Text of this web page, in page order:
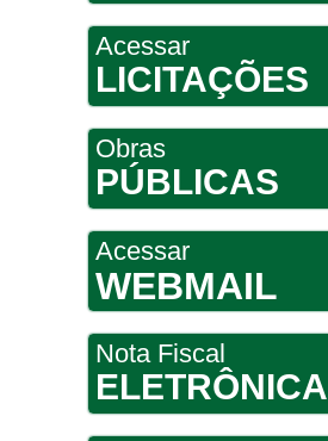
Acessar
LICITAÇÕES
Obras
PÚBLICAS
Acessar
WEBMAIL
Nota Fiscal
ELETRÔNICA